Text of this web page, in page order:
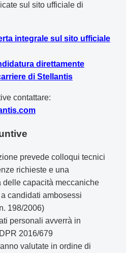
sul sito ufficiale di
integrale sul sito ufficiale
direttamente
di Stellantis
contattare:
prevede colloqui tecnici
richieste e una
delle capacità meccaniche
candidati ambosessi
198/2006)
personali avverrà in
2016/679
valutate in ordine di